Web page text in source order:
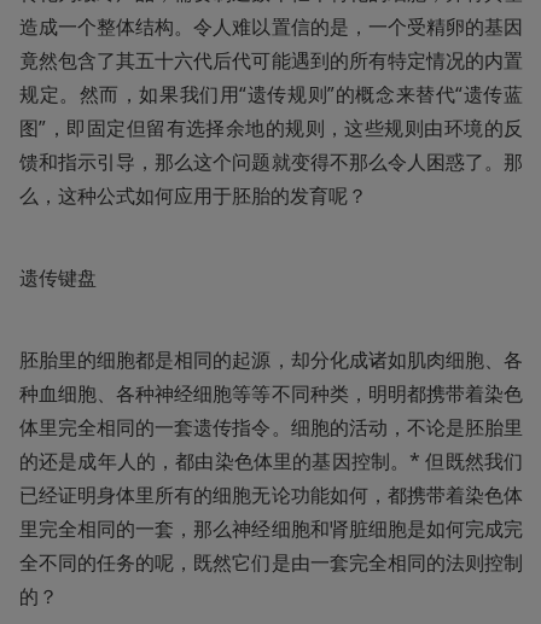
造成一个整体结构。令人难以置信的是，一个受精卵的基因
竟然包含了其五十六代后代可能遇到的所有特定情况的内置
规定。然而，如果我们用“遗传规则”的概念来替代“遗传蓝
图”，即固定但留有选择余地的规则，这些规则由环境的反
馈和指示引导，那么这个问题就变得不那么令人困惑了。那
么，这种公式如何应用于胚胎的发育呢？
遗传键盘
胚胎里的细胞都是相同的起源，却分化成诸如肌肉细胞、各
种血细胞、各种神经细胞等等不同种类，明明都携带着染色
体里完全相同的一套遗传指令。细胞的活动，不论是胚胎里
的还是成年人的，都由染色体里的基因控制。* 但既然我们
已经证明身体里所有的细胞无论功能如何，都携带着染色体
里完全相同的一套，那么神经细胞和肾脏细胞是如何完成完
全不同的任务的呢，既然它们是由一套完全相同的法则控制
的？